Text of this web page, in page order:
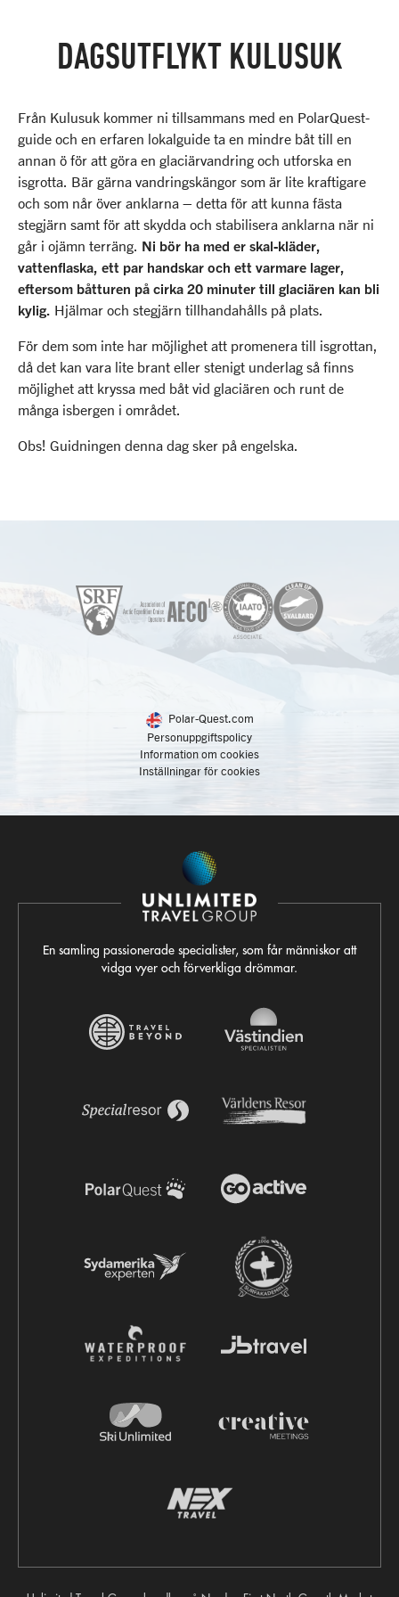
DAGSUTFLYKT KULUSUK
Från Kulusuk kommer ni tillsammans med en PolarQuest-
guide och en erfaren lokalguide ta en mindre båt till en
annan ö för att göra en glaciärvandring och utforska en
isgrotta. Bär gärna vandringskängor som är lite kraftigare
och som når över anklarna – detta för att kunna fästa
stegjärn samt för att skydda och stabilisera anklarna när ni
går i ojämn terräng. Ni bör ha med er skal-kläder,
vattenflaska, ett par handskar och ett varmare lager,
eftersom båtturen på cirka 20 minuter till glaciären kan bli
kylig. Hjälmar och stegjärn tillhandahålls på plats.
För dem som inte har möjlighet att promenera till isgrottan,
då det kan vara lite brant eller stenigt underlag så finns
möjlighet att kryssa med båt vid glaciären och runt de
många isbergen i området.
Obs! Guidningen denna dag sker på engelska.
Polar-Quest.com
Personuppgiftspolicy
Information om cookies
Inställningar för cookies
En samling passionerade specialister, som får människor att
vidga vyer och förverkliga drömmar.